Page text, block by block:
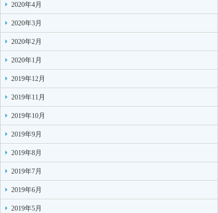
2020年4月
2020年3月
2020年2月
2020年1月
2019年12月
2019年11月
2019年10月
2019年9月
2019年8月
2019年7月
2019年6月
2019年5月